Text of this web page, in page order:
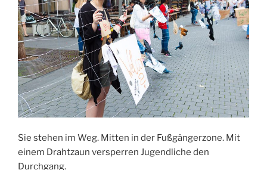
Sie stehen im Weg. Mitten in der Fußgängerzone. Mit
einem Drahtzaun versperren Jugendliche den
Durchgang.